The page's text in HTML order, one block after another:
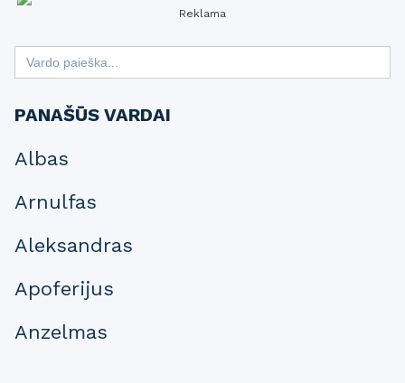
Reklama
Search
for:
PANAŠŪS VARDAI
Albas
Arnulfas
Aleksandras
Apoferijus
Anzelmas